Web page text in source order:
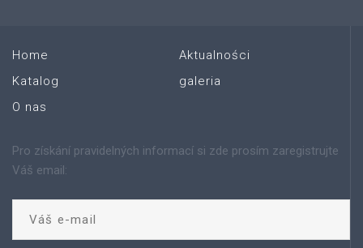
Home
Katalog
O nas
Aktualności
galeria
Pro získání pravidelných informací si zde prosím zaregistrujte
Váš email: